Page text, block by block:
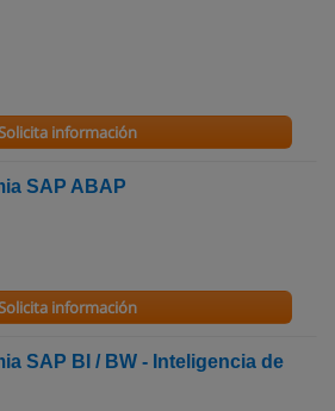
información
SAP ABAP
información
SAP BI / BW - Inteligencia de